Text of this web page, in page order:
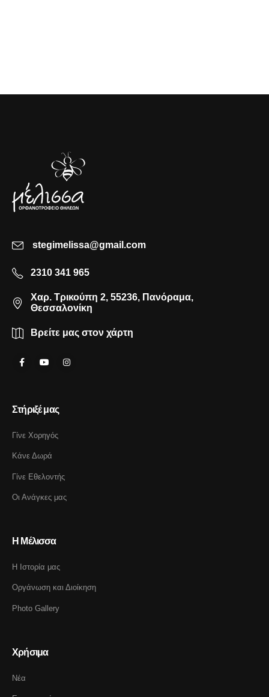
stegimelissa@gmail.com
2310 341 965
Χαρ. Τρικούπη 2, 55236, Πανόραμα,
Θεσσαλονίκη
Βρείτε μας στον χάρτη
Στήριξέ μας
Γίνε Χορηγός
Κάνε Δωρά
Γίνε Εθελοντής
Οι Ανάγκες μας
Η Μέλισσα
Η Ιστορία μας
Οργάνωση και Διοίκηση
Photo Gallery
Χρήσιμα
Νέα